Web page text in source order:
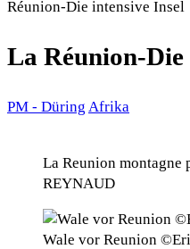
Réunion-Die intensive Insel
La Réunion-Die
PM - Düring Afrika
La Reunion
REYNAUD
Wale vor Reunion